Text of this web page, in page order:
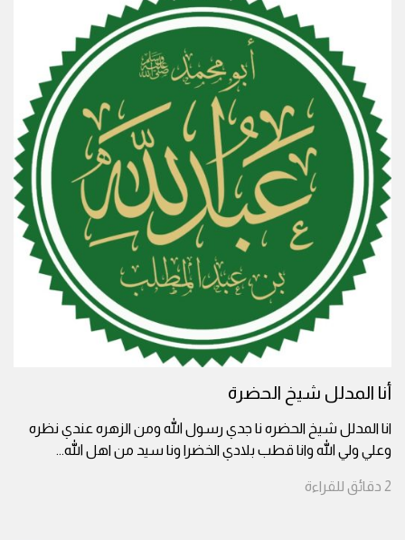
أنا المدلل شيخ الحضرة
انا المدلل شيخ الحضره نا جدي رسول الله ومن الزهره عندي نظره
وعلي ولي الله وانا قطب بلادي الخضرا ونا سيد من اهل الله...
2 دقائق للقراءة